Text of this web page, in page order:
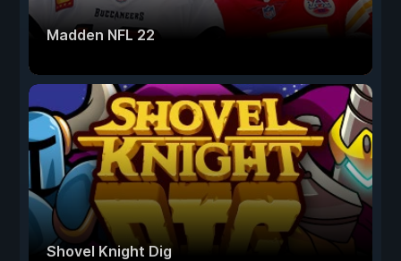
Madden NFL 22
Shovel Knight Dig